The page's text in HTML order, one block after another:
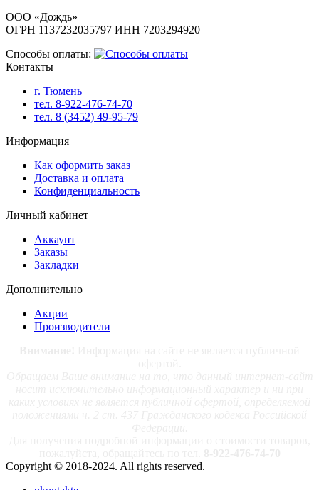
ООО «Дождь»
ОГРН 1137232035797 ИНН 7203294920
Способы оплаты:
Контакты
г. Тюмень
тел. 8-922-476-74-70
тел. 8 (3452) 49-95-79
Информация
Как оформить заказ
Доставка и оплата
Конфиденциальность
Личный кабинет
Аккаунт
Заказы
Закладки
Дополнительно
Акции
Производители
Copyright © 2018-2024. All rights reserved.